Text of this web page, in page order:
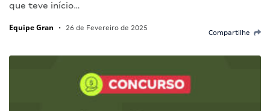
que teve início…
Equipe Gran • 26 de Fevereiro de 2025
Compartilhe